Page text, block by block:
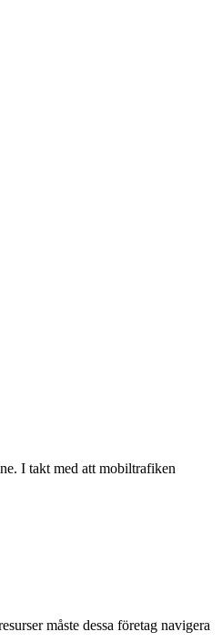
I takt med att mobiltrafiken
måste dessa företag navigera